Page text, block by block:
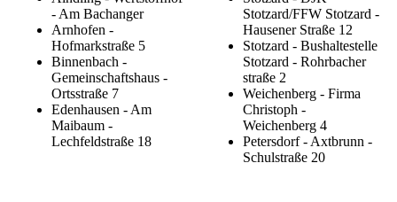
- Am Bachanger
Arnhofen -
Hofmarkstraße 5
Binnenbach -
Gemeinschaftshaus -
Ortsstraße 7
Edenhausen - Am
Maibaum -
Lechfeldstraße 18
Stotzard/FFW Stotzard -
Hausener Straße 12
Stotzard - Bushaltestelle
Stotzard - Rohrbacher
straße 2
Weichenberg - Firma
Christoph -
Weichenberg 4
Petersdorf - Axtbrunn -
Schulstraße 20